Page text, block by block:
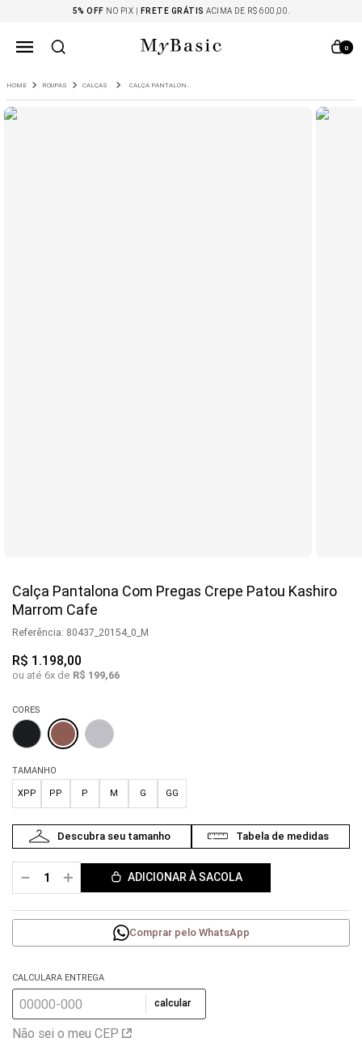
5% OFF NO PIX | FRETE GRÁTIS ACIMA DE R$ 600,00.
0
ROUPAS CALÇAS CALÇA PANTALONA COM PREGAS CREPE PATOU KASHIRO MARROM CAFE
Calça Pantalona Com Pregas Crepe Patou Kashiro
Marrom Cafe
Referência: 80437_20154_0_M
R$ 1 .198,00
ou até 6x de R$ 199,66
CORES
TAMANHO
PP P M G GG
XPP
＋
－ ADICIONAR À SACOLA
Comprar pelo WhatsApp
CALCULARA ENTREGA
calcular
Não sei o meu CEP